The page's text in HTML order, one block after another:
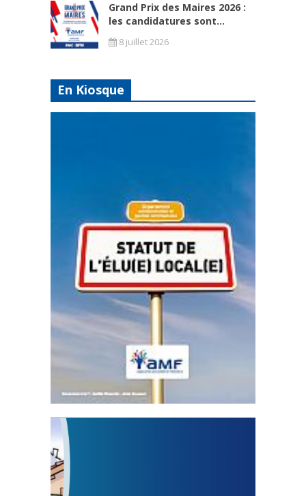
Grand Prix des Maires 2026 :
les candidatures sont...
8 juillet 2026
En Kiosque
Statut de l’élu local
3 avril 2024
Mise à jour avril 2024
FEUILLETER